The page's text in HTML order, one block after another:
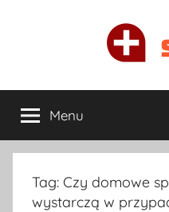
Ortopeda
Warszawa
prywatnie
w
Warszawie
Menu
Tag: Czy domowe
wystarczą w